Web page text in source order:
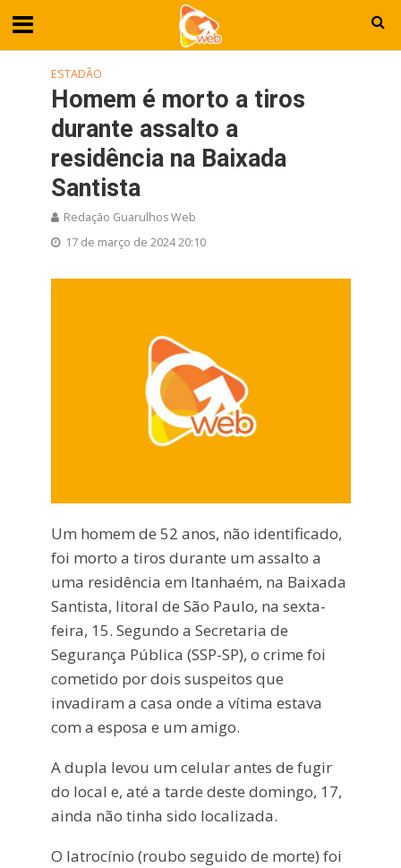
ESTADÃO
Homem é morto a tiros
durante assalto a
residência na Baixada
Santista
Redação Guarulhos Web
17 de março de 2024 20:10
Um homem de 52 anos, não identificado,
foi morto a tiros durante um assalto a
uma residência em Itanhaém, na Baixada
Santista, litoral de São Paulo, na sexta-
feira, 15. Segundo a Secretaria de
Segurança Pública (SSP-SP), o crime foi
cometido por dois suspeitos que
invadiram a casa onde a vítima estava
com a esposa e um amigo.
A dupla levou um celular antes de fugir
do local e, até a tarde deste domingo, 17,
ainda não tinha sido localizada.
O latrocínio (roubo seguido de morte) foi